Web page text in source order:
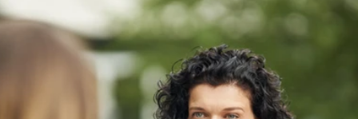
THEMEN
VERANSTALTUNGEN